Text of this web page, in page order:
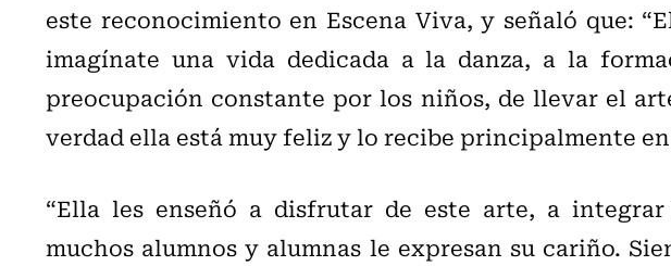
este reconocimiento en Escena Viva, y señaló que:
imagínate una vida dedicada a la danza, a la
preocupación constante por los niños, de llevar el
verdad ella está muy feliz y lo recibe principalmente en
“Ella les enseñó a disfrutar de este arte, a
muchos alumnos y alumnas le expresan su cariño.